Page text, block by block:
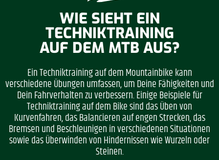
WIE SIEHT EIN
TECHNIKTRAINING
AUF DEM MTB AUS?
Ein Techniktraining auf dem Mountainbike kann
verschiedene Übungen umfassen, um Deine Fähigkeiten und
Dein Fahrverhalten zu verbessern. Einige Beispiele für
Techniktraining auf dem Bike sind das Üben von
Kurvenfahren, das Balancieren auf engen Strecken, das
Bremsen und Beschleunigen in verschiedenen Situationen
sowie das Überwinden von Hindernissen wie Wurzeln oder
Steinen.